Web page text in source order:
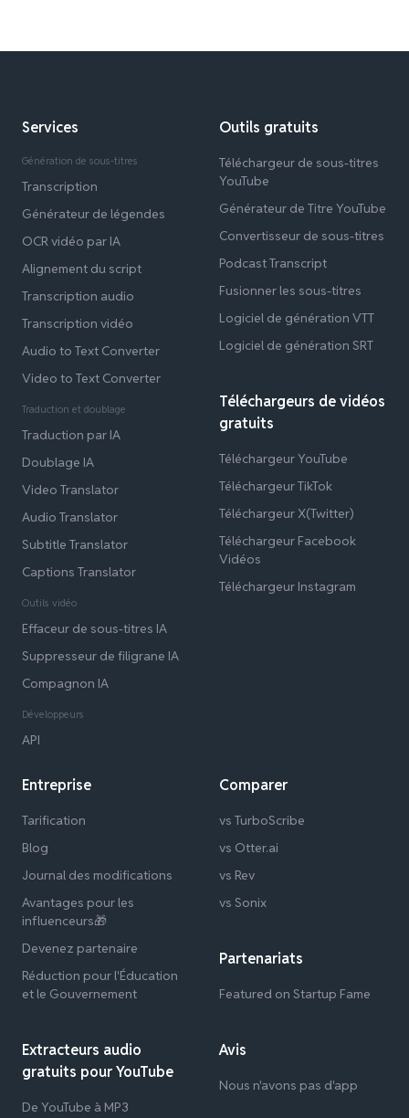
Services
Génération de sous-titres
Transcription
Générateur de légendes
OCR vidéo par IA
Alignement du script
Transcription audio
Transcription vidéo
Audio to Text Converter
Video to Text Converter
Traduction et doublage
Traduction par IA
Doublage IA
Video Translator
Audio Translator
Subtitle Translator
Captions Translator
Outils vidéo
Effaceur de sous-titres IA
Suppresseur de filigrane IA
Compagnon IA
Développeurs
API
Outils gratuits
Téléchargeur de sous-titres
YouTube
Générateur de Titre YouTube
Convertisseur de sous-titres
Podcast Transcript
Fusionner les sous-titres
Logiciel de génération VTT
Logiciel de génération SRT
Téléchargeurs de vidéos
gratuits
Téléchargeur YouTube
Téléchargeur TikTok
Téléchargeur X(Twitter)
Téléchargeur Facebook
Vidéos
Téléchargeur Instagram
Entreprise
Tarification
Blog
Journal des modifications
Avantages pour les
influenceurs🎁
Devenez partenaire
Réduction pour l'Éducation
et le Gouvernement
Extracteurs audio
gratuits pour YouTube
De YouTube à MP3
Comparer
vs TurboScribe
vs Otter.ai
vs Rev
vs Sonix
Partenariats
Featured on Startup Fame
Avis
Nous n'avons pas d'app